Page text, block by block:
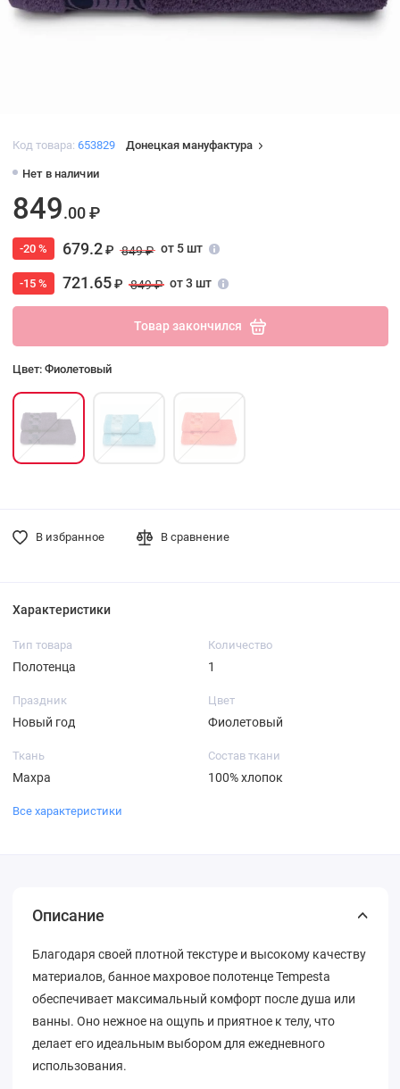
Код товара: 653829 Донецкая мануфактура
Нет в наличии
849.00 ₽
-20 % 679.2₽ 849 ₽ от 5 шт
-15 % 721.65₽ 849 ₽ от 3 шт
Товар закончился
Цвет: Фиолетовый
В избранное В сравнение
Характеристики
Тип товара
Полотенца
Количество
1
Праздник
Новый год
Цвет
Фиолетовый
Ткань
Махра
Состав ткани
100% хлопок
Все характеристики
Описание
Благодаря своей плотной текстуре и высокому качеству
материалов, банное махровое полотенце Tempesta
обеспечивает максимальный комфорт после душа или
ванны. Оно нежное на ощупь и приятное к телу, что
делает его идеальным выбором для ежедневного
использования.